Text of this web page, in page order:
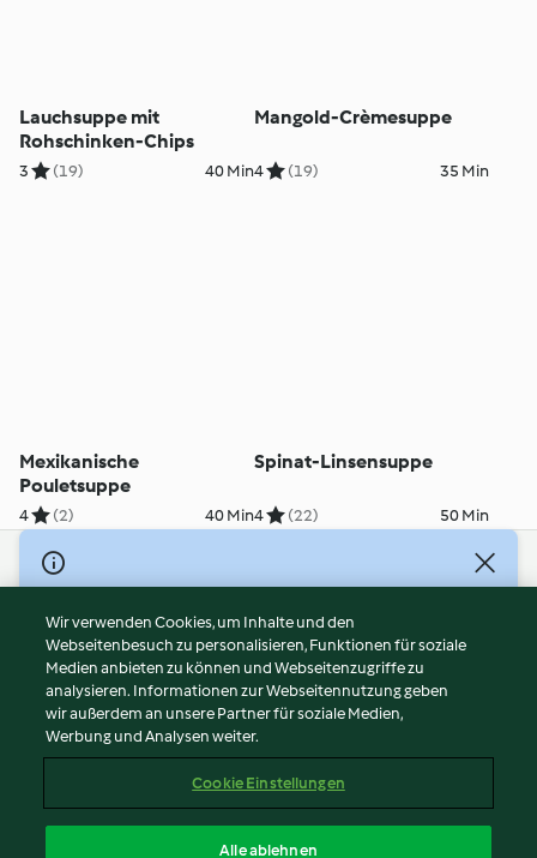
Lauchsuppe mit
Rohschinken-Chips
3 (19) 40 Min
Mangold-Crèmesuppe
4 (19) 35 Min
Mexikanische
Pouletsuppe
4 (2) 40 Min
Spinat-Linsensuppe
4 (22) 50 Min
© Copyright 2026
Nutzungsbedingungen
Datenschutzrichtlinien
Disclaimer
Impressum
Cookies
Abo kündigen
Wir verwenden Cookies, um Inhalte und den
Webseitenbesuch zu personalisieren, Funktionen für soziale
Medien anbieten zu können und Webseitenzugriffe zu
analysieren. Informationen zur Webseitennutzung geben
wir außerdem an unsere Partner für soziale Medien,
Werbung und Analysen weiter.
Cookie Einstellungen
Alle ablehnen